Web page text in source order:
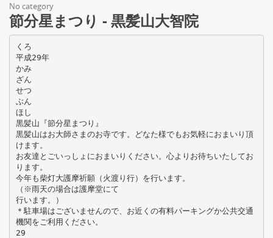
No category
節分星まつり - 黒髪山大智院
くろ
平成29年
かみ
ざん
せつ
ぶん
ほし
黒髪山『節分星まつり』
黒髪山はお大師さまのお寺です。どなた様でもお気軽におまいり頂
けます。
お友達とごいっしょにおまいりください。心よりお待ちいたしてお
ります。
今年も柴灯大護摩祈願（火渡り行）を行います。
（※雨天の場合は護摩堂にて
行います。）
＊駐車場はございませんので、お近くの有料パーキングか公共交通
機関をご利用ください。
29